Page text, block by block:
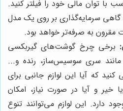
با توان مالی خود را فیلتر کنید.
گاهی سرمایه‌گذاری بر روی یک مدل
مقرون به صرفه‌تر خواهد بود.
برخی چرخ گوشت‌های گیربکسی
مانند سری سوسیس‌ساز، رنده و...
که آیا این لوازم جانبی برای
خیر و آیا در صورت نیاز، امکان
دارد. این لوازم می‌توانند تنوع